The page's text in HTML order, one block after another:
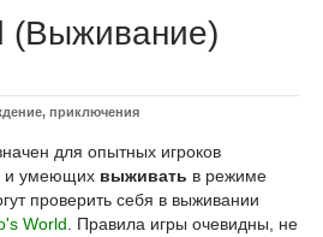
(Выживание)
приключения
для опытных игроков
и умеющих выживать в режиме
проверить себя в выживании
World . Правила игры очевидны, не